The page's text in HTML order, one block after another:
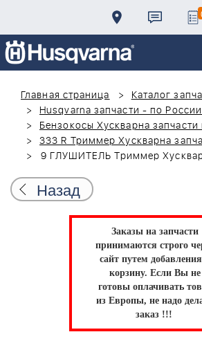
Главная страница
Каталог
Husqvarna запчасти - по
Бензокосы Хускварна
333 R Триммер Хускварна
9 ГЛУШИТЕЛЬ Триммер
Назад
Заказы на запчасти
принимаются строго
сайт путем
корзину. Если Вы не
готовы оплачивать
из Европы, не надо
заказ !!!